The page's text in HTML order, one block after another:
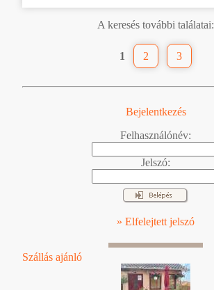
A keresés további találatai:
1 2 3
Bejelentkezés
Felhasználónév:
Jelszó:
» Elfelejtett jelszó
Szállás ajánló